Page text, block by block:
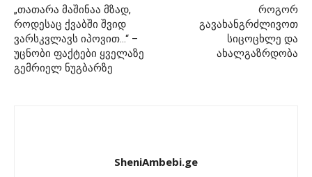
„თათარა მაშინაა მზად,
როდესაც ქვაბში შვიდ
ვარსკვლავს იპოვით…“ –
უცნობი ფაქტები ყველაზე
გემრიელ ნუგბარზე
როგორ
გავახანგრძლივოთ
სიცოცხლე და
ახალგაზრდობა
SheniAmbebi.ge